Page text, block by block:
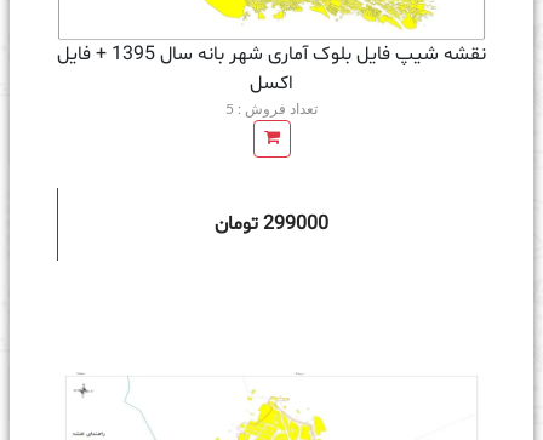
نقشه شیپ فایل بلوک آماری شهر بانه سال 1395 + فايل
اكسل
تعداد فروش : 5
299000 تومان